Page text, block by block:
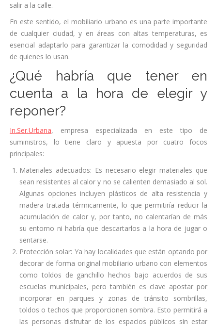
salir a la calle.
En este sentido, el mobiliario urbano es una parte importante
de cualquier ciudad, y en áreas con altas temperaturas, es
esencial adaptarlo para garantizar la comodidad y seguridad
de quienes lo usan.
¿Qué habría que tener en
cuenta a la hora de elegir y
reponer?
In.Ser.Urbana, empresa especializada en este tipo de
suministros, lo tiene claro y apuesta por cuatro focos
principales:
Materiales adecuados: Es necesario elegir materiales que
sean resistentes al calor y no se calienten demasiado al sol.
Algunas opciones incluyen plásticos de alta resistencia y
madera tratada térmicamente, lo que permitiría reducir la
acumulación de calor y, por tanto, no calentarían de más
su entorno ni habría que descartarlos a la hora de jugar o
sentarse.
Protección solar: Ya hay localidades que están optando por
decorar de forma original mobiliario urbano con elementos
como toldos de ganchillo hechos bajo acuerdos de sus
escuelas municipales, pero también es clave apostar por
incorporar en parques y zonas de tránsito sombrillas,
toldos o techos que proporcionen sombra. Esto permitirá a
las personas disfrutar de los espacios públicos sin estar